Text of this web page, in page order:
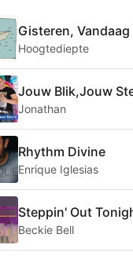
Gisteren,
Hoogtediepte
Jouw Blik,Jouw
Jonathan
Rhythm Divine
Enrique Iglesias
Steppin' Out
Beckie Bell